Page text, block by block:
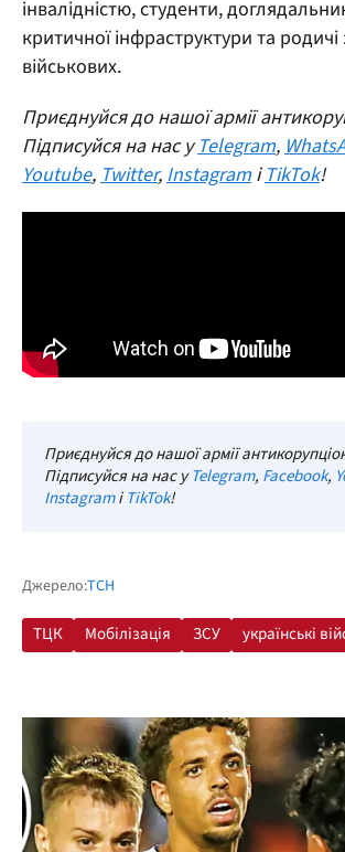
інвалідністю, студенти,
критичної інфраструктури та
військових.
Приєднуйся до нашої армії
Підписуйся на нас уTelegram,
Youtube,Twitter,Instagram іTikTok!
Приєднуйся до нашої армії
Підписуйся на нас уTelegram, Facebook,
InstagramіTikTok!
Джерело:ТСН
ТЦК Мобілізація ЗСУ українські